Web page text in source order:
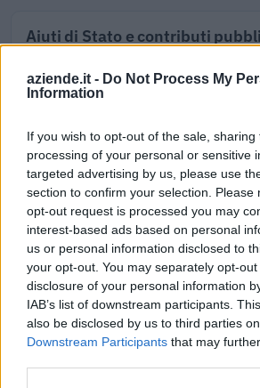
aziende.it - Do Not Process My
Information
If you wish to opt-out of the sale,
processing of your personal or sensitive
targeted advertising by us, please use
section to confirm your selection. Please
opt-out request is processed you may
interest-based ads based on personal
us or personal information disclosed to
your opt-out. You may separately opt-
disclosure of your personal information
IAB’s list of downstream participants.
also be disclosed by us to third parties
Downstream Participants that may
Aiuti di Stato e contributi
City Car - S.r.l. risulta beneficiaria
pubblici per un totale di 59.756
Contributo a fondo perduto
[decisione su SA.100155 e modifiche
temporale al 30.6.22) ai sensi
agenzia delle entrate
13.919 euro
2023-03-30
esenzioni fiscali e crediti
seguito della crisi economica causata
COVID-19 [con mo
agenzia delle entrate
10.304 euro